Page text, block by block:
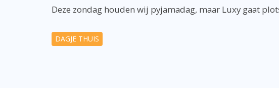
Deze zondag houden wij pyjamadag, maar Luxy gaat
DAGJE THUIS